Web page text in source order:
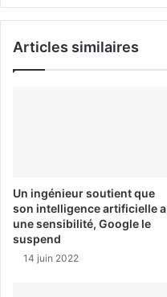
Articles similaires
Un ingénieur soutient que
son intelligence artificielle a
une sensibilité, Google le
suspend
14 juin 2022